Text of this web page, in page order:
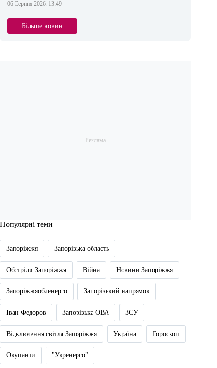
06 Серпня 2026, 13:49
Більше новин
Популярні теми
Запоріжжя Запорізька область
Обстріли Запоріжжя Війна Новини Запоріжжя
Запоріжжяобленерго Запорізький напрямок
Іван Федоров Запорізька ОВА ЗСУ
Відключення світла Запоріжжя Україна Гороскоп
Окупанти "Укренерго"